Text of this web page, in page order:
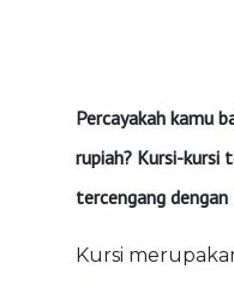
Percayakah kamu
rupiah? Kursi-kursi
tercengang
Kursi